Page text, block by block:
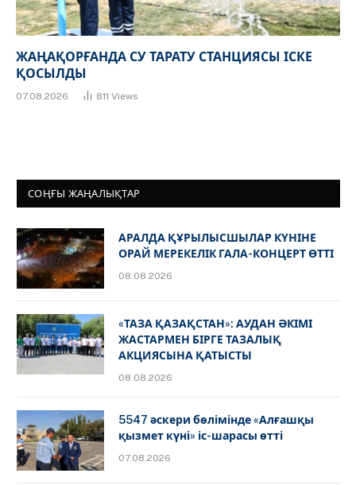
ЖАҢАҚОРҒАНДА СУ ТАРАТУ СТАНЦИЯСЫ ІСКЕ
ҚОСЫЛДЫ
07.08.2026 811 Views
СОҢҒЫ ЖАҢАЛЫҚТАР
АРАЛДА ҚҰРЫЛЫСШЫЛАР КҮНІНЕ
ОРАЙ МЕРЕКЕЛІК ГАЛА-КОНЦЕРТ ӨТТІ
08.08.2026
«ТАЗА ҚАЗАҚСТАН»: АУДАН ӘКІМІ
ЖАСТАРМЕН БІРГЕ ТАЗАЛЫҚ
АКЦИЯСЫНА ҚАТЫСТЫ
08.08.2026
5547 әскери бөлімінде «Алғашқы
қызмет күні» іс-шарасы өтті
07.08.2026